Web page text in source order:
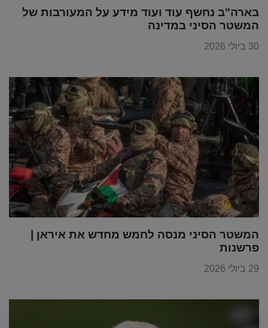
בארה"ב נחשף עוד ועוד מידע על המעורבות של
המשטר הסיני במדינה
30 ביולי 2026
המשטר הסיני מנסה לחמש מחדש את איראן |
פרשנות
29 ביולי 2026